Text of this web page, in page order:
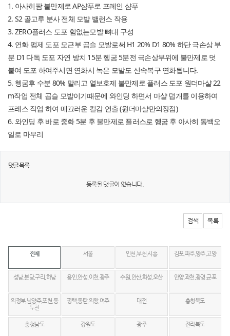
1. 아사히팜 불만제로 AP샴푸로 프레인 샴푸
2. S2 골고루 분사 전체 모발 밸런스 작용
3. ZERO플러스 도포 힘없는모발 뼈대 구성
4. 연화 펌제 도포 모근부 곱슬 모발로써 H1 20% D1 80% 하단 극손상 부
분 D1 다독 도포 자연 방치 15분 헹굼 5분전 극손상부위에 불만제로 덧
붙여 도포 하여주시면 연화시 녹은 모발도 신속복구 연화됩니다.
5. 헹굼후 수분 80% 말리고 열보호제 불만제로 플러스 도포 원더마샬 22
m작업 전체 곱슬 모발이기때문에 와인딩 하면서 마샬 덥개를 이용하여
프레스 작업 하여 매끄러운 컬감 연출 (원더마샬만의장점)
6. 와인딩 후 바로 중화 5분 후 불만제로 플러스로 헹굼 후 아사히 동백오
일로 마무리
댓글목록
등록된 댓글이 없습니다.
검색 목록
전체 서울 인천,부천,시흥 김포,파주,양주,고양
성남,분당,구리,하남 용인,안성,이천,광주 수원,안산,화성,오산 안양,과천,광명,군포
의정부,남양주,포천,동
두천
평택,동탄,의왕,여주 대전 충청북도
충청남도 강원도 광주 전라북도